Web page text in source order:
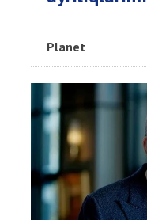
Planet